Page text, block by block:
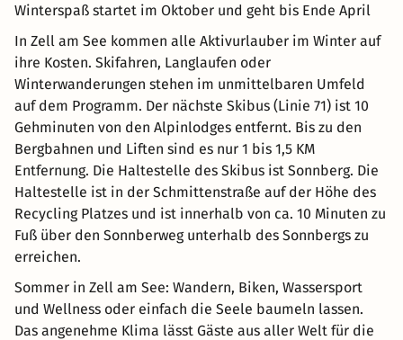
Winterspaß startet im Oktober und geht bis Ende April
In Zell am See kommen alle Aktivurlauber im Winter auf
ihre Kosten. Skifahren, Langlaufen oder
Winterwanderungen stehen im unmittelbaren Umfeld
auf dem Programm. Der nächste Skibus (Linie 71) ist 10
Gehminuten von den Alpinlodges entfernt. Bis zu den
Bergbahnen und Liften sind es nur 1 bis 1,5 KM
Entfernung. Die Haltestelle des Skibus ist Sonnberg. Die
Haltestelle ist in der Schmittenstraße auf der Höhe des
Recycling Platzes und ist innerhalb von ca. 10 Minuten zu
Fuß über den Sonnberweg unterhalb des Sonnbergs zu
erreichen.
Sommer in Zell am See: Wandern, Biken, Wassersport
und Wellness oder einfach die Seele baumeln lassen.
Das angenehme Klima lässt Gäste aus aller Welt für die